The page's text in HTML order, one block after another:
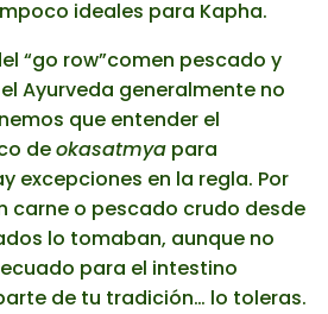
ideales para Kapha.
“go row”comen pescado y
Ayurveda generalmente no
que entender el
deokasatmya para
excepciones en la regla. Por
carne o pescado crudo desde
lo tomaban, aunque no
para el intestino
de tu tradición… lo toleras.